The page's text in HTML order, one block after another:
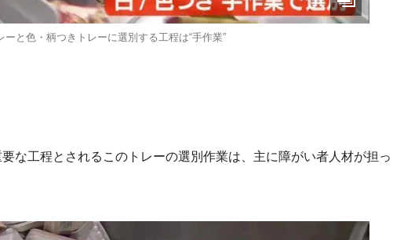
ーと色・柄つきトレーに選別する工程は“手作業”
な工程とされるこのトレーの選別作業は、主に障がい者人材が担っ